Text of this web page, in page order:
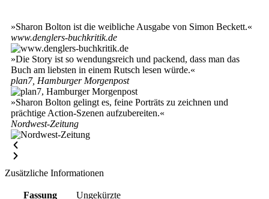
»Sharon Bolton ist die weibliche Ausgabe von Simon Beckett.«
www.denglers-buchkritik.de
»Die Story ist so wendungsreich und packend, dass man das
Buch am liebsten in einem Rutsch lesen würde.«
plan7, Hamburger Morgenpost
»Sharon Bolton gelingt es, feine Porträts zu zeichnen und
prächtige Action-Szenen aufzubereiten.«
Nordwest-Zeitung
Zusätzliche Informationen
Fassung Ungekürzte